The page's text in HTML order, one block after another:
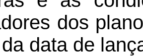
dos
data de